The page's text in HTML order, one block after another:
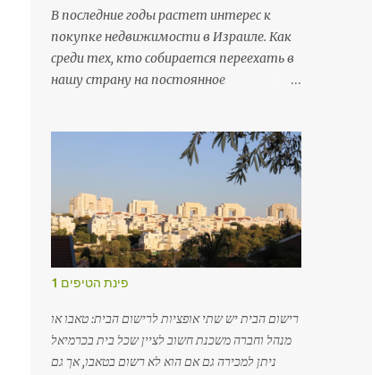
В последние годы растет интерес к
покупке недвижимости в Израиле. Как
среди тех, кто собирается переехать в
нашу страну на постоянное
динамичный и непрерывно растущий
рынок. Для того чтобы подобрать
наиболее подходящий для вас вариант, я
рекомендую вам обратиться в
всемирно известную фирму «RE/MAX».
פינת הטיפים 1
רישום הבית יש שתי אופציות לרישום הבית: טאבו או
מנהל וחברה משכנת חשוב לציין שכל בית בכרמיאל
ניתן למכירה גם אם הוא לא רשום בטאבו, אך גם